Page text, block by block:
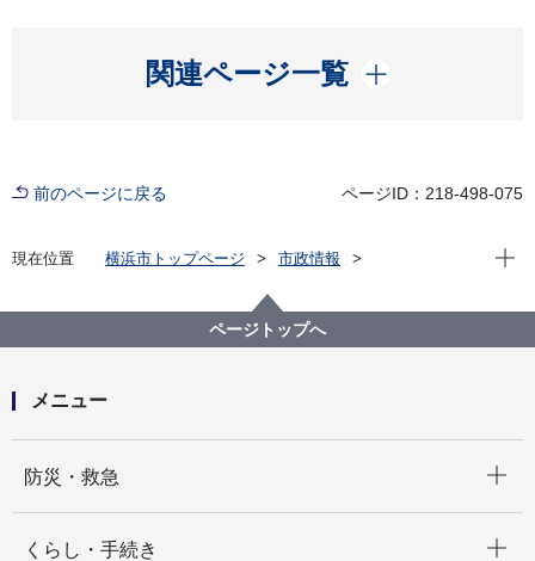
関連ページ一覧
開く
前のページに戻る ページID：218-498-075
現在位置 横浜市トップページ
市政情報
【記者発表資料】新型コロナウイルスワクチン接種に
ついて
現在
ページトップへ
メニュー
防災・救急
くらし・手続き